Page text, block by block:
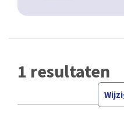
1 resultaten